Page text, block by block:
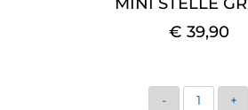
€ 39,90
Quantità